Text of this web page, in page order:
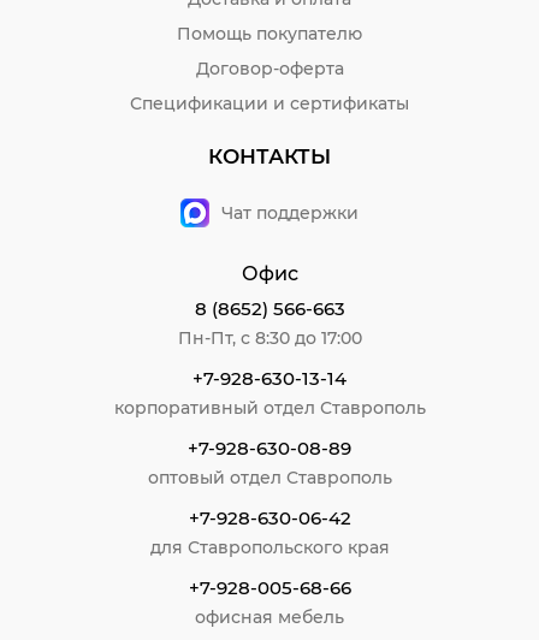
Помощь покупателю
Договор-оферта
Спецификации и сертификаты
КОНТАКТЫ
Чат поддержки
Офис
8 (8652) 566-663
Пн-Пт, с 8:30 до 17:00
+7-928-630-13-14
корпоративный отдел Ставрополь
+7-928-630-08-89
оптовый отдел Ставрополь
+7-928-630-06-42
для Ставропольского края
+7-928-005-68-66
офисная мебель